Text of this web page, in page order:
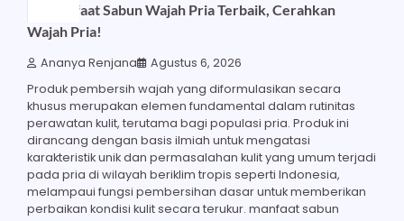
21 Manfaat Sabun Wajah Pria Terbaik, Cerahkan
Wajah Pria!
Ananya Renjana Agustus 6, 2026
Produk pembersih wajah yang diformulasikan secara
khusus merupakan elemen fundamental dalam rutinitas
perawatan kulit, terutama bagi populasi pria. Produk ini
dirancang dengan basis ilmiah untuk mengatasi
karakteristik unik dan permasalahan kulit yang umum terjadi
pada pria di wilayah beriklim tropis seperti Indonesia,
melampaui fungsi pembersihan dasar untuk memberikan
perbaikan kondisi kulit secara terukur. manfaat sabun